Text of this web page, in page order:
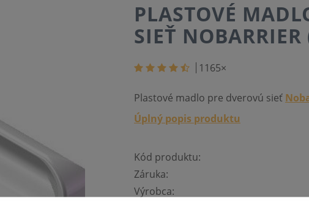
PLASTOVÉ
SIEŤ NOBARRIER
1165×
Plastové madlo pre dverovú sieť
Úplný popis produktu
Kód produktu:
Záruka:
Výrobca: